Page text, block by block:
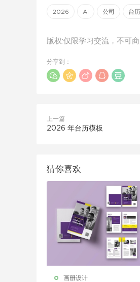
2026 Ai 公司 台历
版权:仅限学习交流，不可商
分享到：
上一篇
2026 年台历模板
猜你喜欢
画册设计